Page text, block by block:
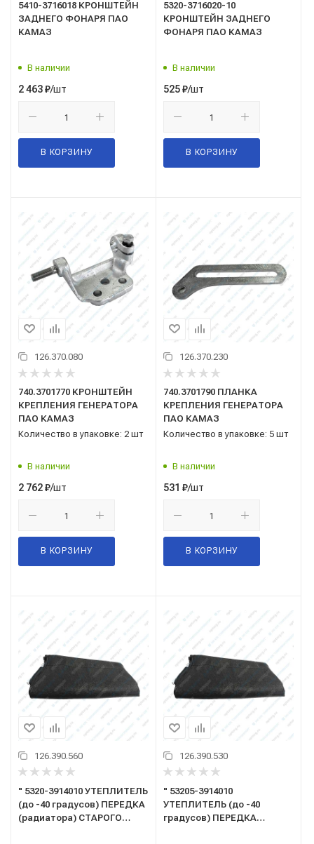
5410-3716018 КРОНШТЕЙН
ЗАДНЕГО ФОНАРЯ ПАО
КАМАЗ
В наличии
2 463₽/шт
В КОРЗИНУ
5320-3716020-10
КРОНШТЕЙН ЗАДНЕГО
ФОНАРЯ ПАО КАМАЗ
В наличии
525₽/шт
В КОРЗИНУ
126.370.080
740.3701770 КРОНШТЕЙН
КРЕПЛЕНИЯ ГЕНЕРАТОРА
ПАО КАМАЗ
Количество в упаковке: 2 шт
В наличии
2 762₽/шт
В КОРЗИНУ
126.370.230
740.3701790 ПЛАНКА
КРЕПЛЕНИЯ ГЕНЕРАТОРА
ПАО КАМАЗ
Количество в упаковке: 5 шт
В наличии
531 ₽/шт
В КОРЗИНУ
126.390.560
" 5320-3914010 УТЕПЛИТЕЛЬ
(до -40 градусов) ПЕРЕДКА
(радиатора) СТАРОГО
126.390.530
" 53205-3914010
УТЕПЛИТЕЛЬ (до -40
градусов) ПЕРЕДКА